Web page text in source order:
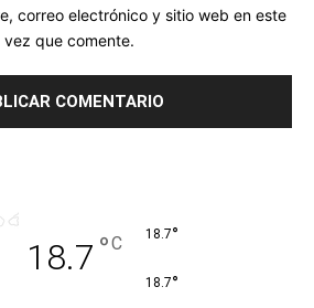
correo electrónico y sitio web en este
que comente.
18.7 °C 18.7°
18.7°